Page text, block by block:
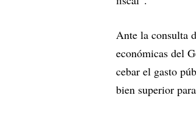
Ante la consulta
económicas del
cebar el gasto
bien superior